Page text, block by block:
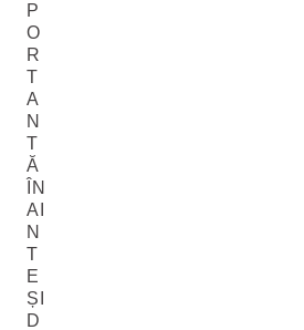
P
O
R
T
A
N
T
Ă
ÎN
AI
N
T
E
ȘI
D